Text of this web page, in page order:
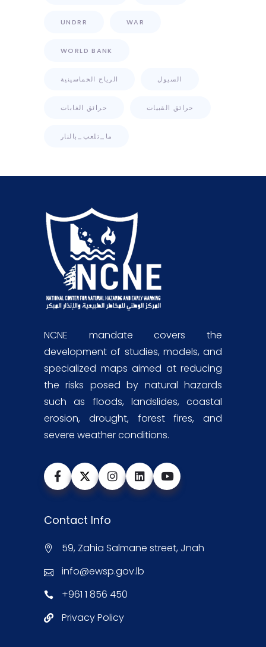
UNDRR WAR
WORLD BANK
الرياح الخماسينية السيول
حرائق الغابات حرائق القبيات
ما_تلعب_بالنار
NCNE mandate covers the
development of studies, models, and
specialized maps aimed at reducing
the risks posed by natural hazards
such as floods, landslides, coastal
erosion, drought, forest fires, and
severe weather conditions.
Contact Info
59, Zahia Salmane street, Jnah
info@ewsp.gov.lb
+961 1 856 450
Privacy Policy